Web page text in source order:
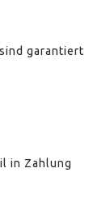
garantiert
in Zahlung